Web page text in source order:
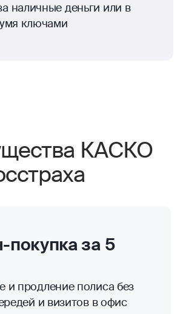
наличные деньги или в
ключами
КАСКО
за 5
и продление полиса без
и визитов в офис